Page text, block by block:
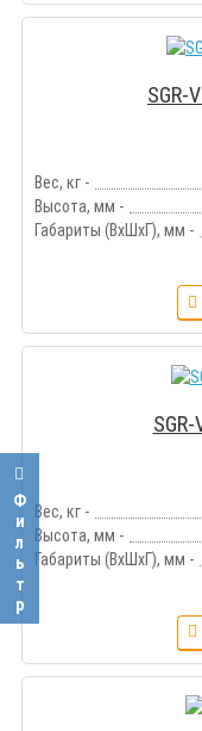
Фильтр
SGR-
Вес, кг -
Высота, мм -
Габариты (ВхШхГ), мм -
Вес, кг -
Высота, мм -
Габариты (ВхШхГ), мм -